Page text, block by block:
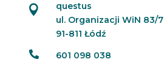

questus
ul. Organizacji WiN 83/7
91-811 Łódź
 601 098 038